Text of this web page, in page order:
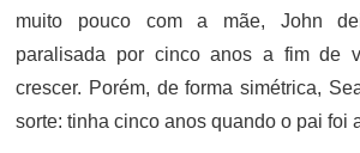
muito pouco com a mãe, John
paralisada por cinco anos a fim de
crescer. Porém, de forma simétrica,
sorte: tinha cinco anos quando o pai foi